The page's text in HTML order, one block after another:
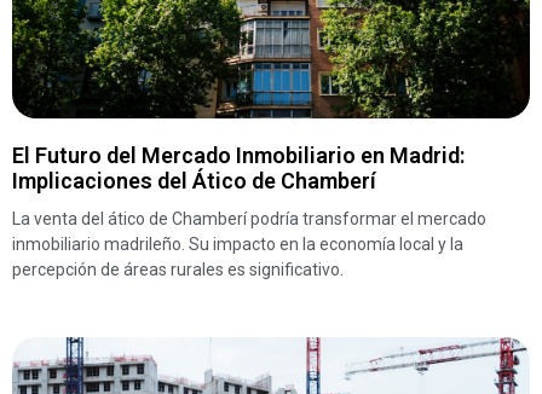
El Futuro del Mercado Inmobiliario en Madrid:
Implicaciones del Ático de Chamberí
La venta del ático de Chamberí podría transformar el mercado
inmobiliario madrileño. Su impacto en la economía local y la
percepción de áreas rurales es significativo.